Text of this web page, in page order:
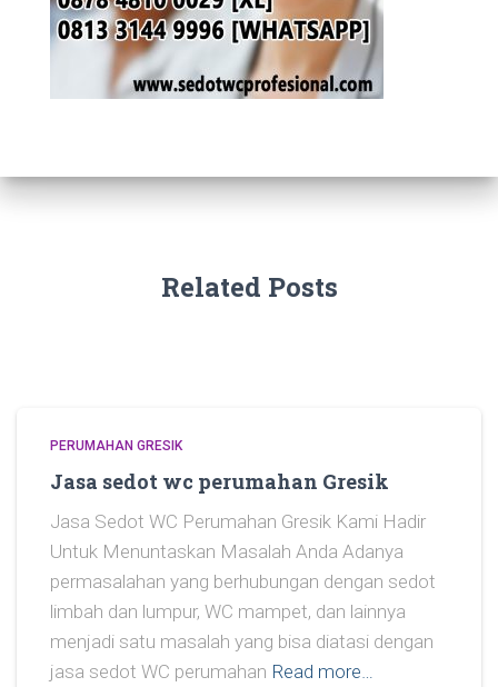
Related Posts
PERUMAHAN GRESIK
Jasa sedot wc perumahan Gresik
Jasa Sedot WC Perumahan Gresik Kami Hadir
Untuk Menuntaskan Masalah Anda Adanya
permasalahan yang berhubungan dengan sedot
limbah dan lumpur, WC mampet, dan lainnya
menjadi satu masalah yang bisa diatasi dengan
jasa sedot WC perumahan Read more…